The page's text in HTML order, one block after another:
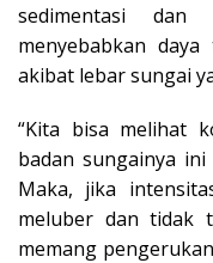
sedimentasi
menyebabkan
akibat lebar sungai
“Kita bisa melihat
badan sungainya
Maka, jika
meluber dan tidak
memang